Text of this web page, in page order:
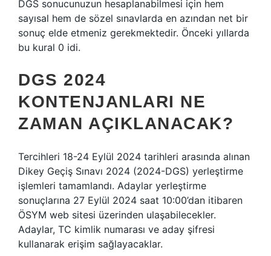
DGS sonucunuzun hesaplanabilmesi için hem
sayısal hem de sözel sınavlarda en azından net bir
sonuç elde etmeniz gerekmektedir. Önceki yıllarda
bu kural 0 idi.
DGS 2024
KONTENJANLARI NE
ZAMAN AÇIKLANACAK?
Tercihleri ​​18-24 Eylül 2024 tarihleri ​​arasında alınan
Dikey Geçiş Sınavı 2024 (2024-DGS) yerleştirme
işlemleri tamamlandı. Adaylar yerleştirme
sonuçlarına 27 Eylül 2024 saat 10:00’dan itibaren
ÖSYM web sitesi üzerinden ulaşabilecekler.
Adaylar, TC kimlik numarası ve aday şifresi
kullanarak erişim sağlayacaklar.